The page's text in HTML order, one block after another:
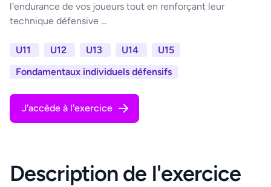
l'endurance de vos joueurs tout en renforçant leur
technique défensive ...
U11 U12 U13 U14
U15
Fondamentaux individuels défensifs
J'accède à l'exercice
Description de l'exercice